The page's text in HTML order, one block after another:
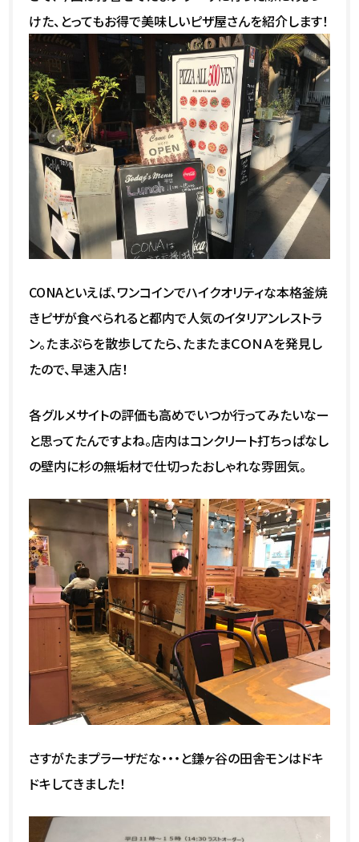
けた、とってもお得で美味しいピザ屋さんを紹介します！
CONAといえば、ワンコインでハイクオリティな本格釜焼
きピザが食べられると都内で人気のイタリアンレストラ
ン。たまぷらを散歩してたら、たまたまＣＯＮＡを発見し
たので、早速入店！
各グルメサイトの評価も高めでいつか行ってみたいなー
と思ってたんですよね。店内はコンクリート打ちっぱなし
の壁内に杉の無垢材で仕切ったおしゃれな雰囲気。
さすがたまプラーザだな・・・と鎌ヶ谷の田舎モンはドキ
ドキしてきました！